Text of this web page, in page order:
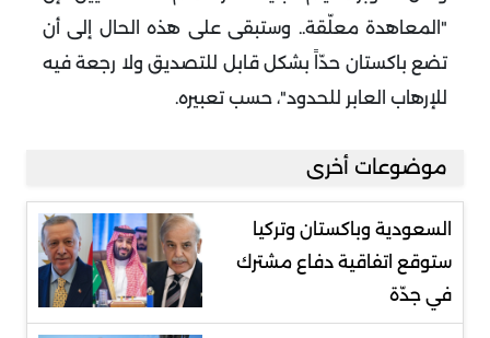
"المعاهدة معلّقة.. وستبقى على هذه الحال إلى أن
تضع باكستان حدّاً بشكل قابل للتصديق ولا رجعة فيه
للإرهاب العابر للحدود"، حسب تعبيره.
موضوعات أخرى
السعودية وباكستان وتركيا
ستوقع اتفاقية دفاع مشترك
في جدّة